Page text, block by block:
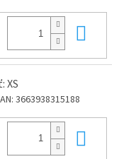
XS
3663938315188